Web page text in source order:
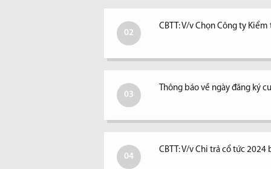
02
CBTT: V/v Chọn Công ty
03
Thông báo về ngày đăng ký
04
CBTT: V/v Chi trả cổ tức 2024